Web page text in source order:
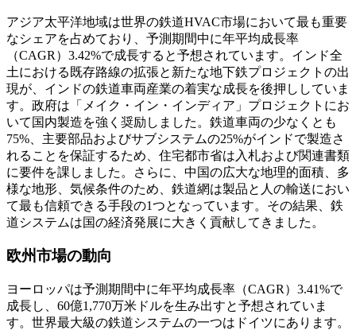
アジア太平洋地域は世界の鉄道HVAC市場において最も重要
なシェアを占めており、予測期間中に年平均成長率
（CAGR）3.42%で成長すると予想されています。インド全
土における既存路線の拡張と新たな地下鉄プロジェクトの出
現が、インドの鉄道車両産業の着実な成長を後押ししていま
す。政府は「メイク・イン・インディア」プロジェクトにお
いて国内製造を強く奨励しました。鉄道車両の少なくとも
75%、主要部品およびサブシステムの25%がインドで製造さ
れることを保証するため、住宅都市省は入札および関連書類
に要件を課しました。さらに、中国の広大な地理的面積、多
様な地形、気候条件のため、鉄道網は製品と人の輸送におい
て最も信頼できる手段の1つとなっています。その結果、鉄
道システムは国の経済発展に大きく貢献してきました。
欧州市場の動向
ヨーロッパは予測期間中に年平均成長率（CAGR）3.41%で
成長し、60億1,770万米ドルを生み出すと予想されていま
す。世界最大級の鉄道システムの一つはドイツにあります。